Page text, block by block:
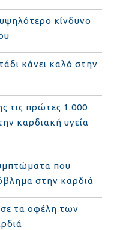
κίνδυνο
κάνει καλό στην
τις πρώτες 1.000
καρδιακή υγεία
που
στην καρδιά
τα οφέλη των